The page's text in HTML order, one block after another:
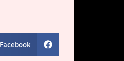
Facebook